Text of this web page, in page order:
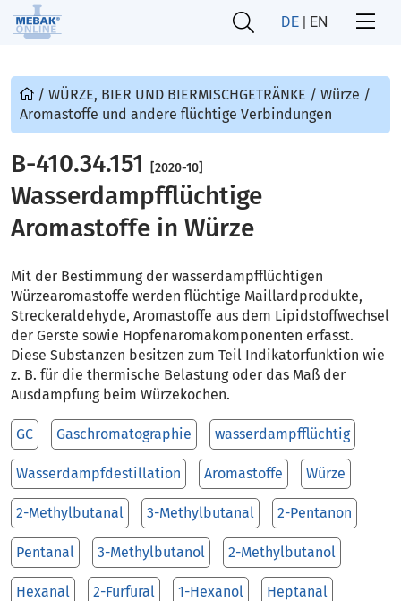
DE | EN
/ WÜRZE, BIER UND BIERMISCHGETRÄNKE / Würze /
Aromastoffe und andere flüchtige Verbindungen
B-410.34.151 [2020-10]
Wasserdampfflüchtige
Aromastoffe in Würze
Mit der Bestimmung der wasserdampfflüchtigen
Würzearomastoffe werden flüchtige Maillardprodukte,
Streckeraldehyde, Aromastoffe aus dem Lipidstoffwechsel
der Gerste sowie Hopfenaromakomponenten erfasst.
Diese Substanzen besitzen zum Teil Indikatorfunktion wie
z. B. für die thermische Belastung oder das Maß der
Ausdampfung beim Würzekochen.
GC Gaschromatographie wasserdampfflüchtig
Wasserdampfdestillation Aromastoffe Würze
2-Methylbutanal 3-Methylbutanal 2-Pentanon
Pentanal 3-Methylbutanol 2-Methylbutanol
Hexanal 2-Furfural 1-Hexanol Heptanal